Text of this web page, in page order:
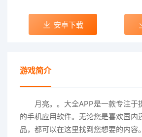
安卓下载
游戏简介
月亮。。大全APP是一款专注于
的手机应用软件。无论您是喜欢国内
品，都可以在这里找到您想要的内容